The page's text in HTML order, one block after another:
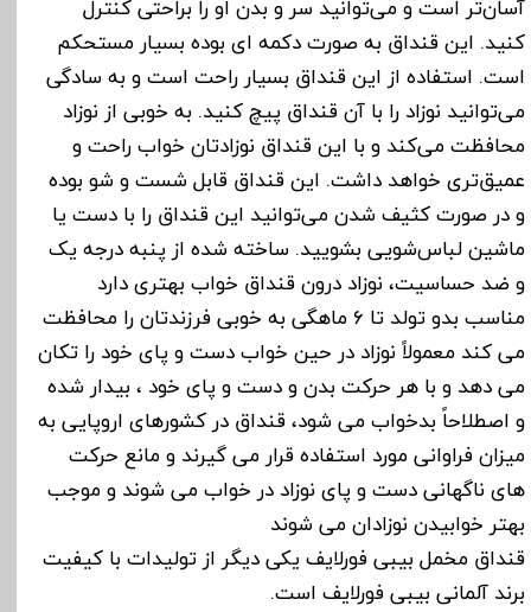
آسان‌تر است و می‌توانید سر و بدن او را براحتی کنترل
کنید. این قنداق به صورت دکمه ای بوده بسیار مستحکم
است. استفاده از این قنداق بسیار راحت است و به سادگی
می‌توانید نوزاد را با آن قنداق پیچ کنید. به خوبی از نوزاد
محافظت می‌کند و با این قنداق نوزادتان خواب راحت و
عمیق‌تری خواهد داشت. این قنداق قابل شست و شو بوده
و در صورت کثیف شدن می‌توانید این قنداق را با دست یا
ماشین لباس‌شویی بشویید. ساخته شده از پنبه درجه یک
و ضد حساسیت، نوزاد درون قنداق خواب بهتری دارد
مناسب بدو تولد تا 6 ماهگی به خوبی فرزندتان را محافظت
می کند معمولاً نوزاد در حین خواب دست و پای خود را تکان
می دهد و با هر حرکت بدن و دست و پای خود ، بیدار شده
و اصطلاحاً بدخواب می شود، قنداق در کشورهای اروپایی به
میزان فراوانی مورد استفاده قرار می گیرند و مانع حرکت
های ناگهانی دست و پای نوزاد در خواب می شوند و موجب
بهتر خوابیدن نوزادان می شوند
قنداق مخمل بیبی فورلایف یکی دیگر از تولیدات با کیفیت
برند آلمانی بیبی فورلایف است.